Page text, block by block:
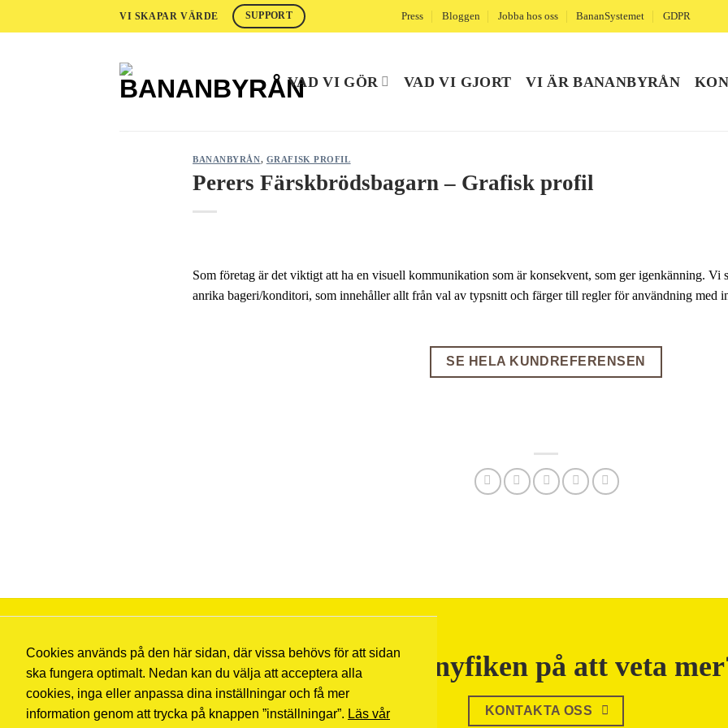
to
VI SKAPAR VÄRDE SUPPORT Press Bloggen Jobba hos oss BananSystemet GDPR
VAD VI GÖR VAD VI GJORT VI ÄR BANANBYRÅN
BANANBYRÅN, GRAFISK PROFIL
Perers Färskbrödsbagarn – Grafisk profil
Som företag är det viktigt att ha en visuell kommunikation som är konsekvent, som ger igenkänning. Vi
anrika bageri/konditori, som innehåller allt från val av typsnitt och färger till regler för användning med
SE HELA KUNDREFERENSEN
Är du nyfiken på att veta
KONTAKTA OSS
Cookies används på den här sidan, där vissa behövs för att sidan
ska fungera optimalt. Nedan kan du välja att acceptera alla
cookies, inga eller anpassa dina inställningar och få mer
information genom att trycka på knappen ”inställningar”. Läs vår
välja bort. De
taget ska
fungera.